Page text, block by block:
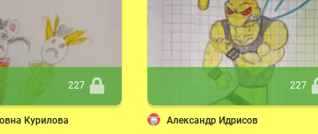
227
Курилова
227
Александр Идрисов